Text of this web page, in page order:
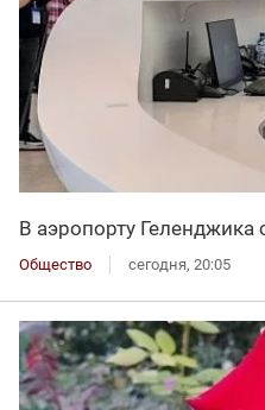
В аэропорту Геленджика
Общество сегодня, 20:05